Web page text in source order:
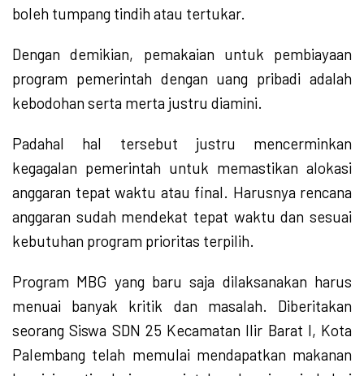
boleh tumpang tindih atau tertukar.
Dengan demikian, pemakaian untuk pembiayaan
program pemerintah dengan uang pribadi adalah
kebodohan serta merta justru diamini.
Padahal hal tersebut justru mencerminkan
kegagalan pemerintah untuk memastikan alokasi
anggaran tepat waktu atau final. Harusnya rencana
anggaran sudah mendekat tepat waktu dan sesuai
kebutuhan program prioritas terpilih.
Program MBG yang baru saja dilaksanakan harus
menuai banyak kritik dan masalah. Diberitakan
seorang Siswa SDN 25 Kecamatan Ilir Barat I, Kota
Palembang telah memulai mendapatkan makanan